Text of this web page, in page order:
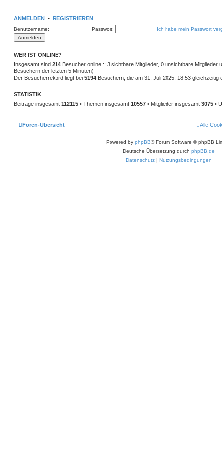
ANMELDEN • REGISTRIEREN
Benutzername: Passwort: Ich habe mein Passwort
WER IST ONLINE?
Insgesamt sind 214 Besucher online :: 3 sichtbare Mitglieder, 0 unsichtbare Mitglieder
Besuchern der letzten 5 Minuten)
Der Besucherrekord liegt bei 5194 Besuchern, die am 31. Juli 2025, 18:53 gleichzeitig
STATISTIK
Beiträge insgesamt 112115 • Themen insgesamt 10557 • Mitglieder insgesamt 3075 •
Foren-Übersicht Alle
Powered by phpBB® Forum Software © phpBB
Deutsche Übersetzung durch phpBB.de
Datenschutz | Nutzungsbedingungen